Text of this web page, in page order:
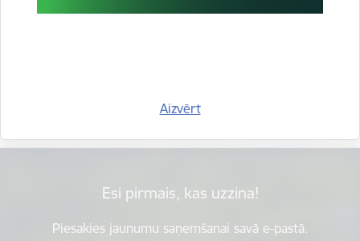
Aizvērt
Sniegt atsauksmi
Esi pirmais, kas uzzina!
Piesakies jaunumu saņemšanai savā e-pastā.